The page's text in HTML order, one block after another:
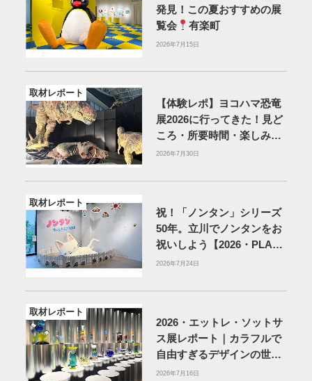
発見！この夏おすすめの展
覧会
有楽町
2026年7月15日
取材レポート
【体験レポ】ヨコハマ恐竜
展2026に行ってきた！見ど
ころ・所要時間・楽しみ方
を紹介
2026年7月30日
取材レポート
祝！「ノンタン」シリーズ
50年。立川でノンタンをお
祝いしよう【2026・PLAY!
MUSEUM】
2026年7月24日
取材レポート
2026・エットレ・ソットサ
ス展レポート｜カラフルで
自由すぎるデザインの世界
を体験
2026年7月16日